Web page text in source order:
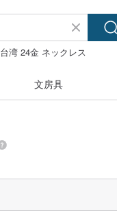
台湾 24金 ネックレス
文房具